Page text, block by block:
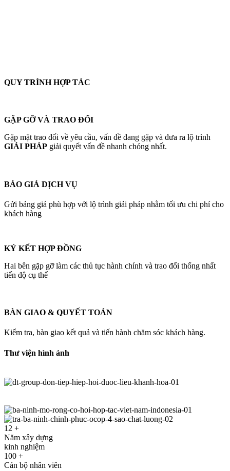
QUY TRÌNH HỢP TÁC
GẶP GỠ VÀ TRAO ĐỔI
Gặp mặt trao đổi về yêu cầu, vấn đề đang gặp và đưa ra lộ trình
GIẢI PHÁP giải quyết vấn đề nhanh chóng nhất.
BÁO GIÁ DỊCH VỤ
Gửi bảng giá phù hợp với lộ trình giải pháp nhằm tối ưu chi phí cho
khách hàng
KÝ KẾT HỢP ĐỒNG
Hai bên gặp gỡ làm các thủ tục hành chính và trao đổi thống nhất
tiến độ cụ thể
BÀN GIAO & QUYẾT TOÁN
Kiểm tra, bàn giao kết quả và tiến hành chăm sóc khách hàng.
Thư viện hình ảnh
12 +
Năm xây dựng
kinh nghiệm
100 +
Cán bộ nhân viên